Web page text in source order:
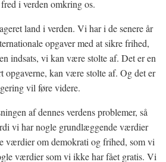
i verden omkring os.
land i verden. Vi har i de senere år
opgaver med at sikre frihed,
indsats, vi kan være stolte af. Det er en
opgaverne, kan være stolte af. Og det er
vil føre videre.
af dennes verdens problemer, så
vi har nogle grundlæggende værdier
værdier om demokrati og frihed, som vi
værdier som vi ikke har fået gratis. Vi